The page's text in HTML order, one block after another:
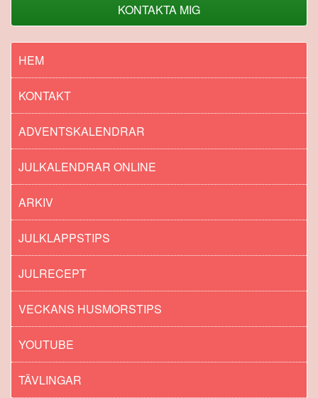
KONTAKTA MIG
HEM
KONTAKT
ADVENTSKALENDRAR
JULKALENDRAR ONLINE
ARKIV
JULKLAPPSTIPS
JULRECEPT
VECKANS HUSMORSTIPS
YOUTUBE
TÄVLINGAR